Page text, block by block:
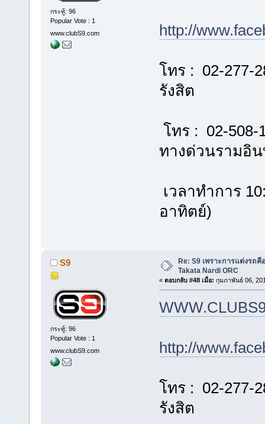
กระทู้: 96
Popular Vote : 1
www.clubS9.com
http://
โทร : 02-277-
รังสิต
โทร : 02-508-
ทางด่วนรามอิ
เวลาทำการ
อาทิตย์)
S9
กระทู้: 96
Popular Vote : 1
www.clubS9.com
Re: S9 เพราะการแต่งรถ
Takata Nardi ORC
« ตอบกลับ #48 เมื่อ: กุมภาพันธ์ 06,
http://
โทร : 02-277-
รังสิต